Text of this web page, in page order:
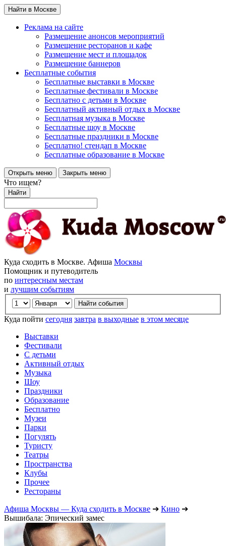
Найти в Москве
Реклама на сайте
Размещение анонсов мероприятий
Размещение ресторанов и кафе
Размещение мест и площадок
Размещение баннеров
Бесплатные события
Бесплатные выставки в Москве
Бесплатные фестивали в Москве
Бесплатно с детьми в Москве
Бесплатный активный отдых в Москве
Бесплатная музыка в Москве
Бесплатные шоу в Москве
Бесплатные праздники в Москве
Бесплатно! стендап в Москве
Бесплатные образование в Москве
Открыть меню Закрыть меню
Что ищем?
Найти
Куда сходить в Москве. Афиша Москвы
Помощник и путеводитель
по интересным местам
и лучшим событиям
Куда пойти сегодня завтра в выходные в этом месяце
Выставки
Фестивали
С детьми
Активный отдых
Музыка
Шоу
Праздники
Образование
Бесплатно
Музеи
Парки
Погулять
Туристу
Театры
Пространства
Клубы
Прочее
Рестораны
Афиша Москвы — Куда сходить в Москве ➔ Кино ➔
Вышибала: Эпический замес